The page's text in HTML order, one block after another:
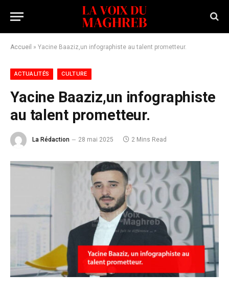
Accueil » Yacine Baaziz,un infographiste au talent prometteur.
ACTUALITÉS CULTURE
Yacine Baaziz,un infographiste
au talent prometteur.
La Rédaction 28 mai 2025 2 Mins Read